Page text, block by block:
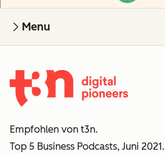
Menu
Empfohlen von t3n.
Top 5 Business Podcasts, Juni 2021.